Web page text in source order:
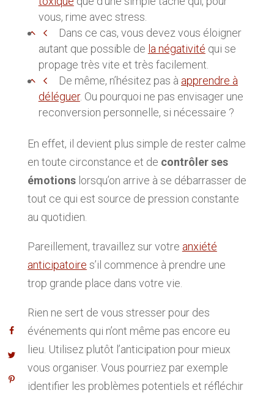
vous, rime avec stress.
Dans ce cas, vous devez vous éloigner
autant que possible de la négativité qui se
propage très vite et très facilement.
De même, n’hésitez pas à apprendre à
déléguer. Ou pourquoi ne pas envisager une
reconversion personnelle, si nécessaire ?
En effet, il devient plus simple de rester calme
en toute circonstance et de contrôler ses
émotionslorsqu’on arrive à se débarrasser de
tout ce qui est source de pression constante
au quotidien.
Pareillement, travaillez sur votre anxiété
anticipatoire s’il commence à prendre une
trop grande place dans votre vie.
Rien ne sert de vous stresser pour des
événements qui n’ont même pas encore eu
lieu. Utilisez plutôt l’anticipation pour mieux
vous organiser. Vous pourriez par exemple
identifier les problèmes potentiels et réfléchir